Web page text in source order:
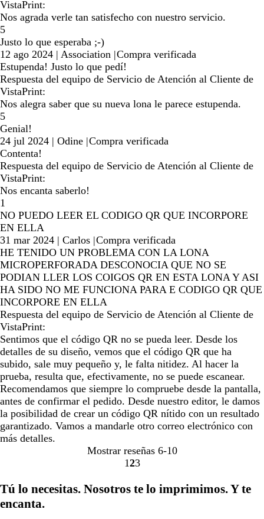
VistaPrint:
Nos agrada verle tan satisfecho con nuestro servicio.
5
Justo lo que esperaba ;-)
12 ago 2024 | Association |Compra verificada
Estupenda! Justo lo que pedí!
Respuesta del equipo de Servicio de Atención al Cliente de
VistaPrint:
Nos alegra saber que su nueva lona le parece estupenda.
5
Genial!
24 jul 2024 | Odine |Compra verificada
Contenta!
Respuesta del equipo de Servicio de Atención al Cliente de
VistaPrint:
Nos encanta saberlo!
1
NO PUEDO LEER EL CODIGO QR QUE INCORPORE
EN ELLA
31 mar 2024 | Carlos |Compra verificada
HE TENIDO UN PROBLEMA CON LA LONA
MICROPERFORADA DESCONOCIA QUE NO SE
PODIAN LLER LOS COIGOS QR EN ESTA LONA Y ASI
HA SIDO NO ME FUNCIONA PARA E CODIGO QR QUE
INCORPORE EN ELLA
Respuesta del equipo de Servicio de Atención al Cliente de
VistaPrint:
Sentimos que el código QR no se pueda leer. Desde los
detalles de su diseño, vemos que el código QR que ha
subido, sale muy pequeño y, le falta nitidez. Al hacer la
prueba, resulta que, efectivamente, no se puede escanear.
Recomendamos que siempre lo compruebe desde la pantalla,
antes de confirmar el pedido. Desde nuestro editor, le damos
la posibilidad de crear un código QR nítido con un resultado
garantizado. Vamos a mandarle otro correo electrónico con
más detalles.
Mostrar reseñas 6-10
Ir
la
1Ir
la
2Ir
la
3
Tú lo necesitas. Nosotros te lo imprimimos. Y te
encanta.